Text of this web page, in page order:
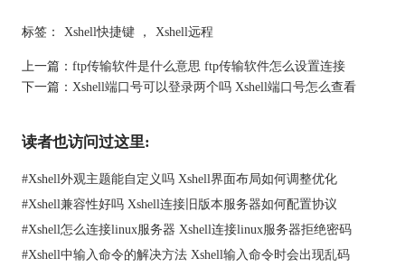
Xshell其实就是一款专业的远程终端工具，用来管理服务器特别方
便。你可以把它理解成一个连接你电脑和服务器的桥梁，很多运
标签： Xshell快捷键 ， Xshell远程
上一篇： ftp传输软件是什么意思 ftp传输软件怎么设置连接
下一篇： Xshell端口号可以登录两个吗 Xshell端口号怎么查看
读者也访问过这里:
#Xshell外观主题能自定义吗 Xshell界面布局如何调整优化
#Xshell兼容性好吗 Xshell连接旧版本服务器如何配置协议
#Xshell怎么连接linux服务器 Xshell连接linux服务器拒绝密码
#Xshell中输入命令的解决方法 Xshell输入命令时会出现乱码